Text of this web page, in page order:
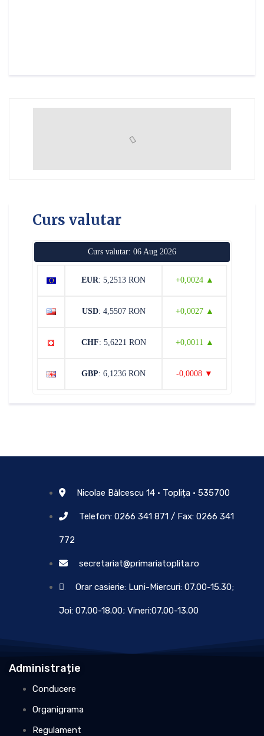
Curs valutar
Curs valutar: 06 Aug 2026
EUR: 5,2513 RON +0,0024 ▲
USD: 4,5507 RON +0,0027 ▲
CHF: 5,6221 RON +0,0011 ▲
GBP: 6,1236 RON -0,0008 ▼
Nicolae Bălcescu 14 • Toplița • 535700
Telefon: 0266 341 871 / Fax: 0266 341
772
secretariat@primariatoplita.ro
Orar casierie: Luni-Miercuri: 07.00-15.30;
Joi: 07.00-18.00; Vineri:07.00-13.00
Administrație
Conducere
Organigrama
Regulament